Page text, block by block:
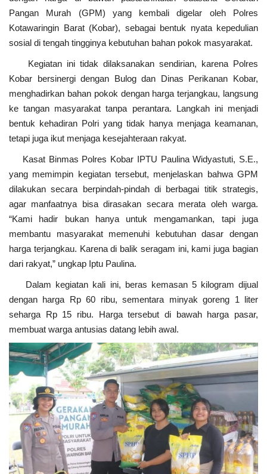
Pangan Murah (GPM) yang kembali digelar oleh Polres
Kotawaringin Barat (Kobar), sebagai bentuk nyata kepedulian
sosial di tengah tingginya kebutuhan bahan pokok masyarakat.
Kegiatan ini tidak dilaksanakan sendirian, karena Polres
Kobar bersinergi dengan Bulog dan Dinas Perikanan Kobar,
menghadirkan bahan pokok dengan harga terjangkau, langsung
ke tangan masyarakat tanpa perantara. Langkah ini menjadi
bentuk kehadiran Polri yang tidak hanya menjaga keamanan,
tetapi juga ikut menjaga kesejahteraan rakyat.
Kasat Binmas Polres Kobar IPTU Paulina Widyastuti, S.E.,
yang memimpin kegiatan tersebut, menjelaskan bahwa GPM
dilakukan secara berpindah-pindah di berbagai titik strategis,
agar manfaatnya bisa dirasakan secara merata oleh warga.
“Kami hadir bukan hanya untuk mengamankan, tapi juga
membantu masyarakat memenuhi kebutuhan dasar dengan
harga terjangkau. Karena di balik seragam ini, kami juga bagian
dari rakyat,” ungkap Iptu Paulina.
Dalam kegiatan kali ini, beras kemasan 5 kilogram dijual
dengan harga Rp 60 ribu, sementara minyak goreng 1 liter
seharga Rp 15 ribu. Harga tersebut di bawah harga pasar,
membuat warga antusias datang lebih awal.